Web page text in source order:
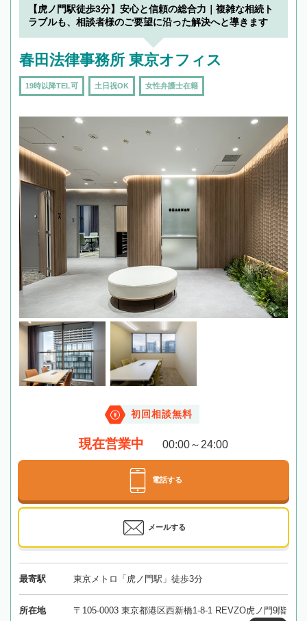
でフィーリングも重要です。実際に電話や面談
で複数の弁護士と会話をしてウマが合う方に依
【虎ノ門駅徒歩3分】安心と信頼の総合力｜複雑な相続ト
ラブルも、相談者様のご要望に沿った解決へと導きます
春田法律事務所 東京オフィス
19時以降TEL可 土日祝OK 女性弁護士在籍
初回相談無料
現在営業中 00:00～24:00
電話する
メールする
最寄駅 東京メトロ「虎ノ門駅」徒歩3分
所在地 〒105-0003 東京都港区西新橋1-8-1 REVZO虎ノ門9階